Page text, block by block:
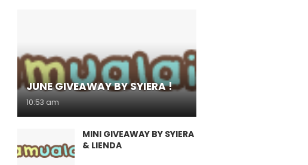
JUNE GIVEAWAY BY SYIERA !
10:53 am
MINI GIVEAWAY BY SYIERA
& LIENDA